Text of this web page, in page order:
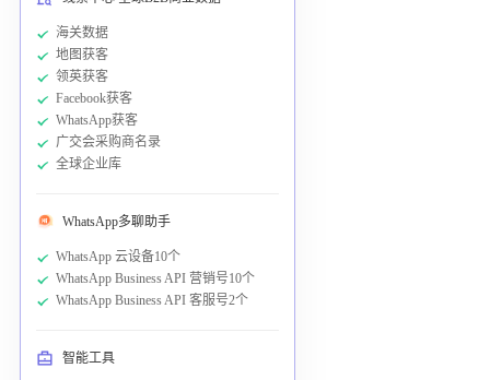
海关数据
地图获客
领英获客
Facebook获客
WhatsApp获客
广交会采购商名录
全球企业库
WhatsApp多聊助手
WhatsApp 云设备10个
WhatsApp Business API 营销号10个
WhatsApp Business API 客服号2个
智能工具